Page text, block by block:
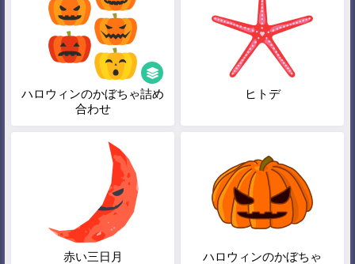
ハロウィンのかぼちゃ詰め
合わせ
ヒトデ
赤い三日月 ハロウィンのかぼちゃ